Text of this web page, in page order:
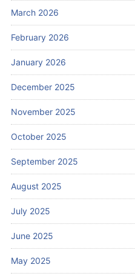
March 2026
February 2026
January 2026
December 2025
November 2025
October 2025
September 2025
August 2025
July 2025
June 2025
May 2025